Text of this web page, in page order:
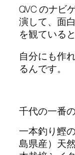
QVC のナビ
演して、面
を観ていると
自分にも作
るんです。
千代の一番
一本釣り鰹
島県産）天